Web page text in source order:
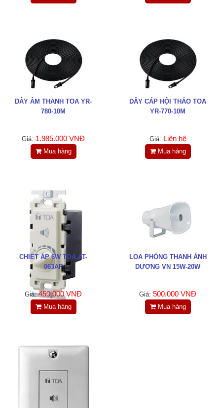
DÂY ÂM THANH TOA YR-
780-10M
Giá: 1.985.000 VNĐ
Mua hàng
DÂY CÁP HỘI THẢO TOA
YR-770-10M
Giá: Liên hệ
Mua hàng
CHIẾT ÁP 6W TOA AT-
063AP
Giá: 450.000 VNĐ
Mua hàng
LOA PHÓNG THANH ÁNH
DƯƠNG VN 15W-20W
Giá: 500.000 VNĐ
Mua hàng
LIÊN HỆ
HotLine
0988829841
Email
©COPYRIGHT 2019. ALL RIGHTS RESERVED